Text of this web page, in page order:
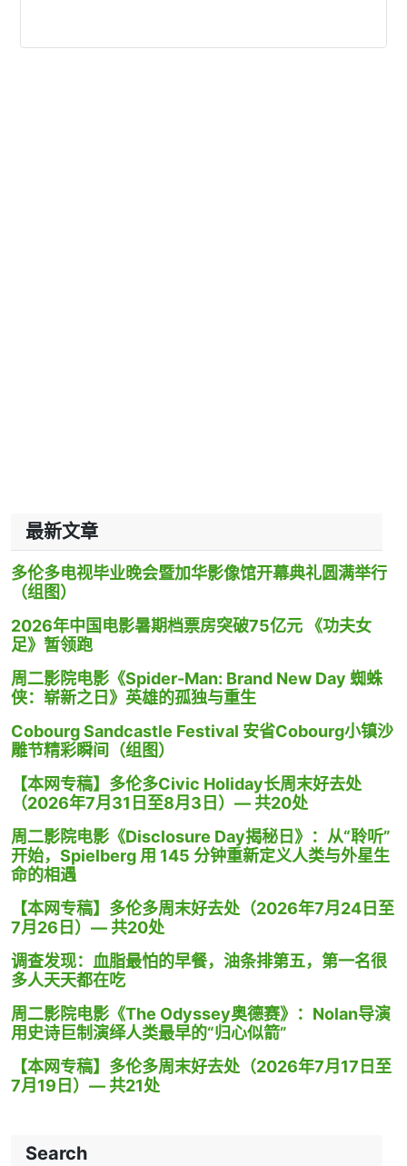
最新文章
多伦多电视毕业晚会暨加华影像馆开幕典礼圆满举行
（组图）
2026年中国电影暑期档票房突破75亿元 《功夫女
足》暂领跑
周二影院电影《Spider-Man: Brand New Day 蜘蛛
侠：崭新之日》英雄的孤独与重生
Cobourg Sandcastle Festival 安省Cobourg小镇沙
雕节精彩瞬间（组图）
【本网专稿】多伦多Civic Holiday长周末好去处
（2026年7月31日至8月3日）— 共20处
周二影院电影《Disclosure Day揭秘日》：从“聆听”
开始，Spielberg 用 145 分钟重新定义人类与外星生
命的相遇
【本网专稿】多伦多周末好去处（2026年7月24日至
7月26日）— 共20处
调查发现：血脂最怕的早餐，油条排第五，第一名很
多人天天都在吃
周二影院电影《The Odyssey奥德赛》：Nolan导演
用史诗巨制演绎人类最早的“归心似箭”
【本网专稿】多伦多周末好去处（2026年7月17日至
7月19日）— 共21处
Search